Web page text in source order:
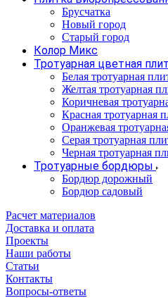
Брусчатка
Новый город
Старый город
Колор Микс
Тротуарная цветная
Белая тротуарная
Желтая тротуарная
Коричневая
Красная тротуарная
Оранжевая
Серая тротуарная
Черная тротуарная
Тротуарные бордюры
Бордюр дорожный
Бордюр садовый
Расчет материалов
Доставка и оплата
Проекты
Наши работы
Статьи
Контакты
Вопросы-ответы